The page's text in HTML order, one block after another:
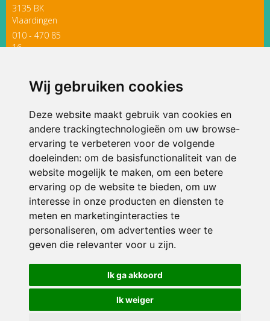
Wij gebruiken cookies
Deze website maakt gebruik van cookies en
andere trackingtechnologieën om uw browse-
ervaring te verbeteren voor de volgende
doeleinden: om de basisfunctionaliteit van de
website mogelijk te maken, om een betere
ervaring op de website te bieden, om uw
interesse in onze producten en diensten te
meten en marketinginteracties te
personaliseren, om advertenties weer te
geven die relevanter voor u zijn.
Ik ga akkoord
Ik weiger
3135 BK
Vlaardingen
010 - 470 85
16
ONDERDEEL VAN
© 2026 Avonturijn | Alle rechten voorbehouden
Privacy policy|Disclaimer| Klachtenregeling|RSIN en Anbi
voorkeuren
Crealisatie The MindOffice